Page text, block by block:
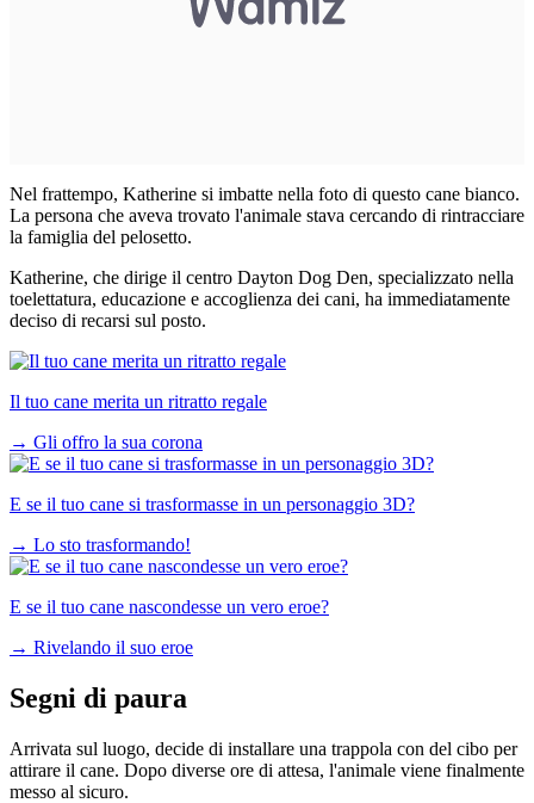
Nel frattempo, Katherine si imbatte nella foto di questo cane bianco.
La persona che aveva trovato l'animale stava cercando di rintracciare
la famiglia del pelosetto.
Katherine, che dirige il centro Dayton Dog Den, specializzato nella
toelettatura, educazione e accoglienza dei cani, ha immediatamente
deciso di recarsi sul posto.
Il tuo cane merita un ritratto regale
→ Gli offro la sua corona
E se il tuo cane si trasformasse in un personaggio 3D?
→ Lo sto trasformando!
E se il tuo cane nascondesse un vero eroe?
→ Rivelando il suo eroe
Segni di paura
Arrivata sul luogo, decide di installare una trappola con del cibo per
attirare il cane. Dopo diverse ore di attesa, l'animale viene finalmente
messo al sicuro.